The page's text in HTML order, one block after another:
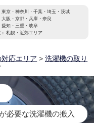
東京・神奈川・千葉・埼玉・茨城
大阪・京都・兵庫・奈良
愛知・三重・岐阜
札幌・近郊エリア
応エリア >洗濯機の取り
必要な洗濯機の搬入